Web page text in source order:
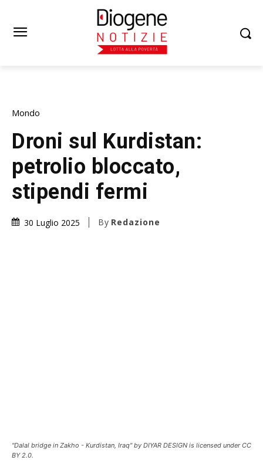
Mondo
Droni sul Kurdistan:
petrolio bloccato,
stipendi fermi
30 Luglio 2025 By Redazione
"Dalal bridge in Zakho - Kurdistan, Iraq" by DIYAR DESIGN is licensed under CC
BY 2.0.